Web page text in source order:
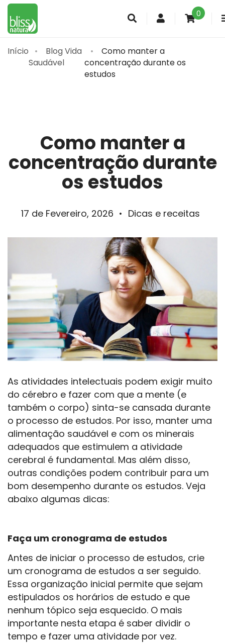
Conta 0
Início
Blog Vida
Saudável
Como manter a
concentração durante os
estudos
Como manter a
concentração durante
os estudos
17 de Fevereiro, 2026 • Dicas e receitas
As atividades intelectuais podem exigir muito
do cérebro e fazer com que a mente (e
também o corpo) sinta-se cansada durante
o processo de estudos. Por isso, manter uma
alimentação saudável e com os minerais
adequados que estimulem a atividade
cerebral é fundamental. Mas além disso,
outras condições podem contribuir para um
bom desempenho durante os estudos. Veja
abaixo algumas dicas:
Faça um cronograma de estudos
Antes de iniciar o processo de estudos, crie
um cronograma de estudos a ser seguido.
Essa organização inicial permite que sejam
estipulados os horários de estudo e que
nenhum tópico seja esquecido. O mais
importante nesta etapa é saber dividir o
tempo e fazer uma atividade por vez.